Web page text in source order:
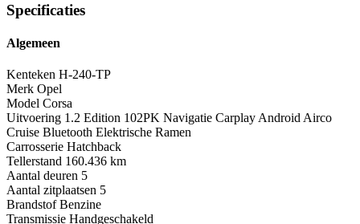
Specificaties
Algemeen
Kenteken H-240-TP
Merk Opel
Model Corsa
Uitvoering 1.2 Edition 102PK Navigatie Carplay Android Airco
Cruise Bluetooth Elektrische Ramen
Carrosserie Hatchback
Tellerstand 160.436 km
Aantal deuren 5
Aantal zitplaatsen 5
Brandstof Benzine
Transmissie Handgeschakeld